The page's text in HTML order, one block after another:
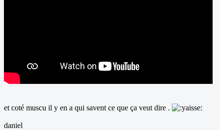
et coté muscu il y en a qui savent ce que ça veut dire .
daniel